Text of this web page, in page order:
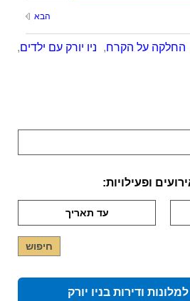
הבא
החלקה על הקרח, ניו יורק עם ילדים,
ופעילויות:
ודירות בניו יורק